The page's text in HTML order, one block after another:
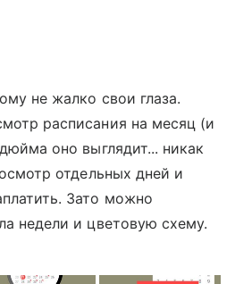
не жалко свои глаза.
расписания на месяц (и
оно выглядит... никак
отдельных дней и
Зато можно
недели и цветовую схему.